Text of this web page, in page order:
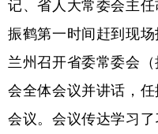
振鹤第一时间赶到现
兰州召开省委常委会
会全体会议并讲话，
会议。会议传达学习